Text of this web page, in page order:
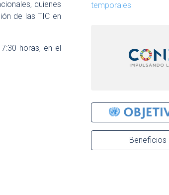
quienes
de las TIC en
horas, en el
temporales
Beneficios